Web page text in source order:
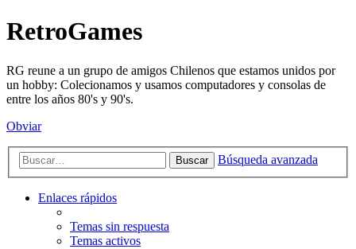
RetroGames
RG reune a un grupo de amigos Chilenos que estamos unidos por
un hobby: Colecionamos y usamos computadores y consolas de
entre los años 80's y 90's.
Obviar
Buscar Búsqueda avanzada
Enlaces rápidos
Temas sin respuesta
Temas activos